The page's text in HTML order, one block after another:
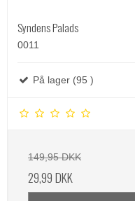
Syndens Palads
0011
På lager (95 )
149,95 DKK
29,99 DKK